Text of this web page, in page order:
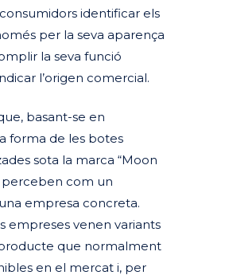
identificar els
per la seva aparença
la seva funció
l’origen comercial.
basant-se en
forma de les botes
sota la marca “Moon
perceben com un
empresa concreta.
empreses venen variants
que normalment
en el mercat i, per